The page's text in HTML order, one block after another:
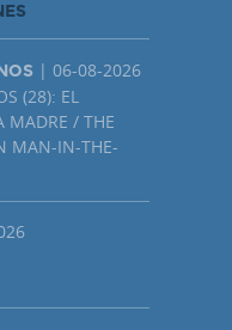
| 06-08-2026
(28): EL
MADRE / THE
MAN-IN-THE-